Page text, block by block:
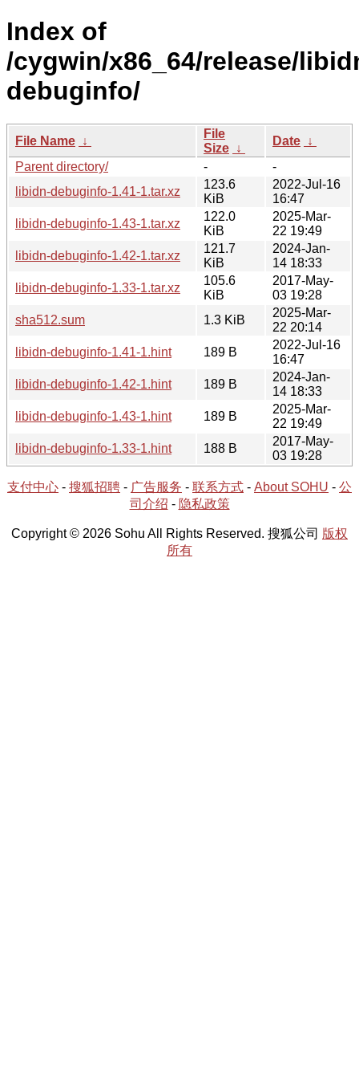
Index of
/cygwin/x86_64/release/
debuginfo/
File Name ↓
File
Size ↓
Date ↓
Parent directory/
-
-
libidn-debuginfo-1.41-1.tar.xz
123.6
KiB
2022-Jul-16
16:47
libidn-debuginfo-1.43-1.tar.xz
122.0
KiB
2025-Mar-
22 19:49
libidn-debuginfo-1.42-1.tar.xz
121.7
KiB
2024-Jan-
14 18:33
libidn-debuginfo-1.33-1.tar.xz
105.6
KiB
2017-May-
03 19:28
sha512.sum
1.3 KiB
2025-Mar-
22 20:14
libidn-debuginfo-1.41-1.hint
189 B
2022-Jul-16
16:47
libidn-debuginfo-1.42-1.hint
189 B
2024-Jan-
14 18:33
libidn-debuginfo-1.43-1.hint
189 B
2025-Mar-
22 19:49
libidn-debuginfo-1.33-1.hint
188 B
2017-May-
03 19:28
支付中心 - 搜狐招聘 - 广告服务 - 联系方式 - About SOHU - 公
司介绍 - 隐私政策
Copyright © 2026 Sohu All Rights Reserved. 搜狐公司 版权
所有